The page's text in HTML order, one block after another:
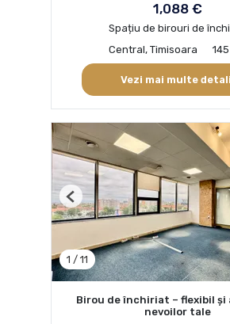
1,088 €
Spațiu de birouri de
Central, Timisoara
Vezi mai multe
1 / 11
Previous
Birou de închiriat – flexibil și
nevoilor tale